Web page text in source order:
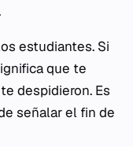
estudiantes. Si
que te
despidieron. Es
señalar el fin de